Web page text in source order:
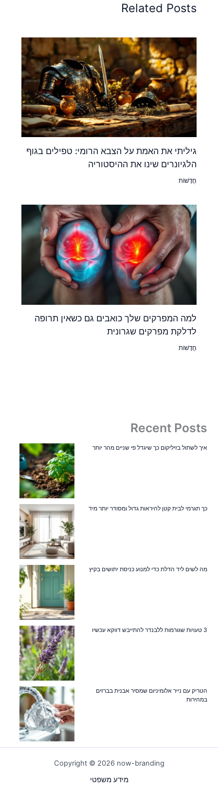
Related Posts
גיליתי את האמת על הצבא הרומי: טפילים בגוף
הלגיונרים שינו את ההיסטוריה
חֲדָשׁוֹת
למה המפרקים שלך כואבים גם כשאין תרופה
לדלקת מפרקים שגרונית
חֲדָשׁוֹת
Recent Posts
איך לשתול בזיליקום כך שיגדל פי שניים מהר יותר
כך תגרמי לבית קטן להיראות גדול ומסודר יותר מיד
מה לשים ליד הדלת כדי למנוע כניסת יתושים בקיץ
3 טעויות שגורמות ללבנדר להתייבש דווקא עכשיו
הטריק עם נייר אלומיניום שמסיר אבנית בברזים
במהירות
Copyright © 2026 now-branding
מידע משפטי